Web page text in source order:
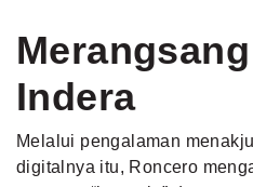
Indera
Melalui pengalaman
digitalnya itu, Roncero